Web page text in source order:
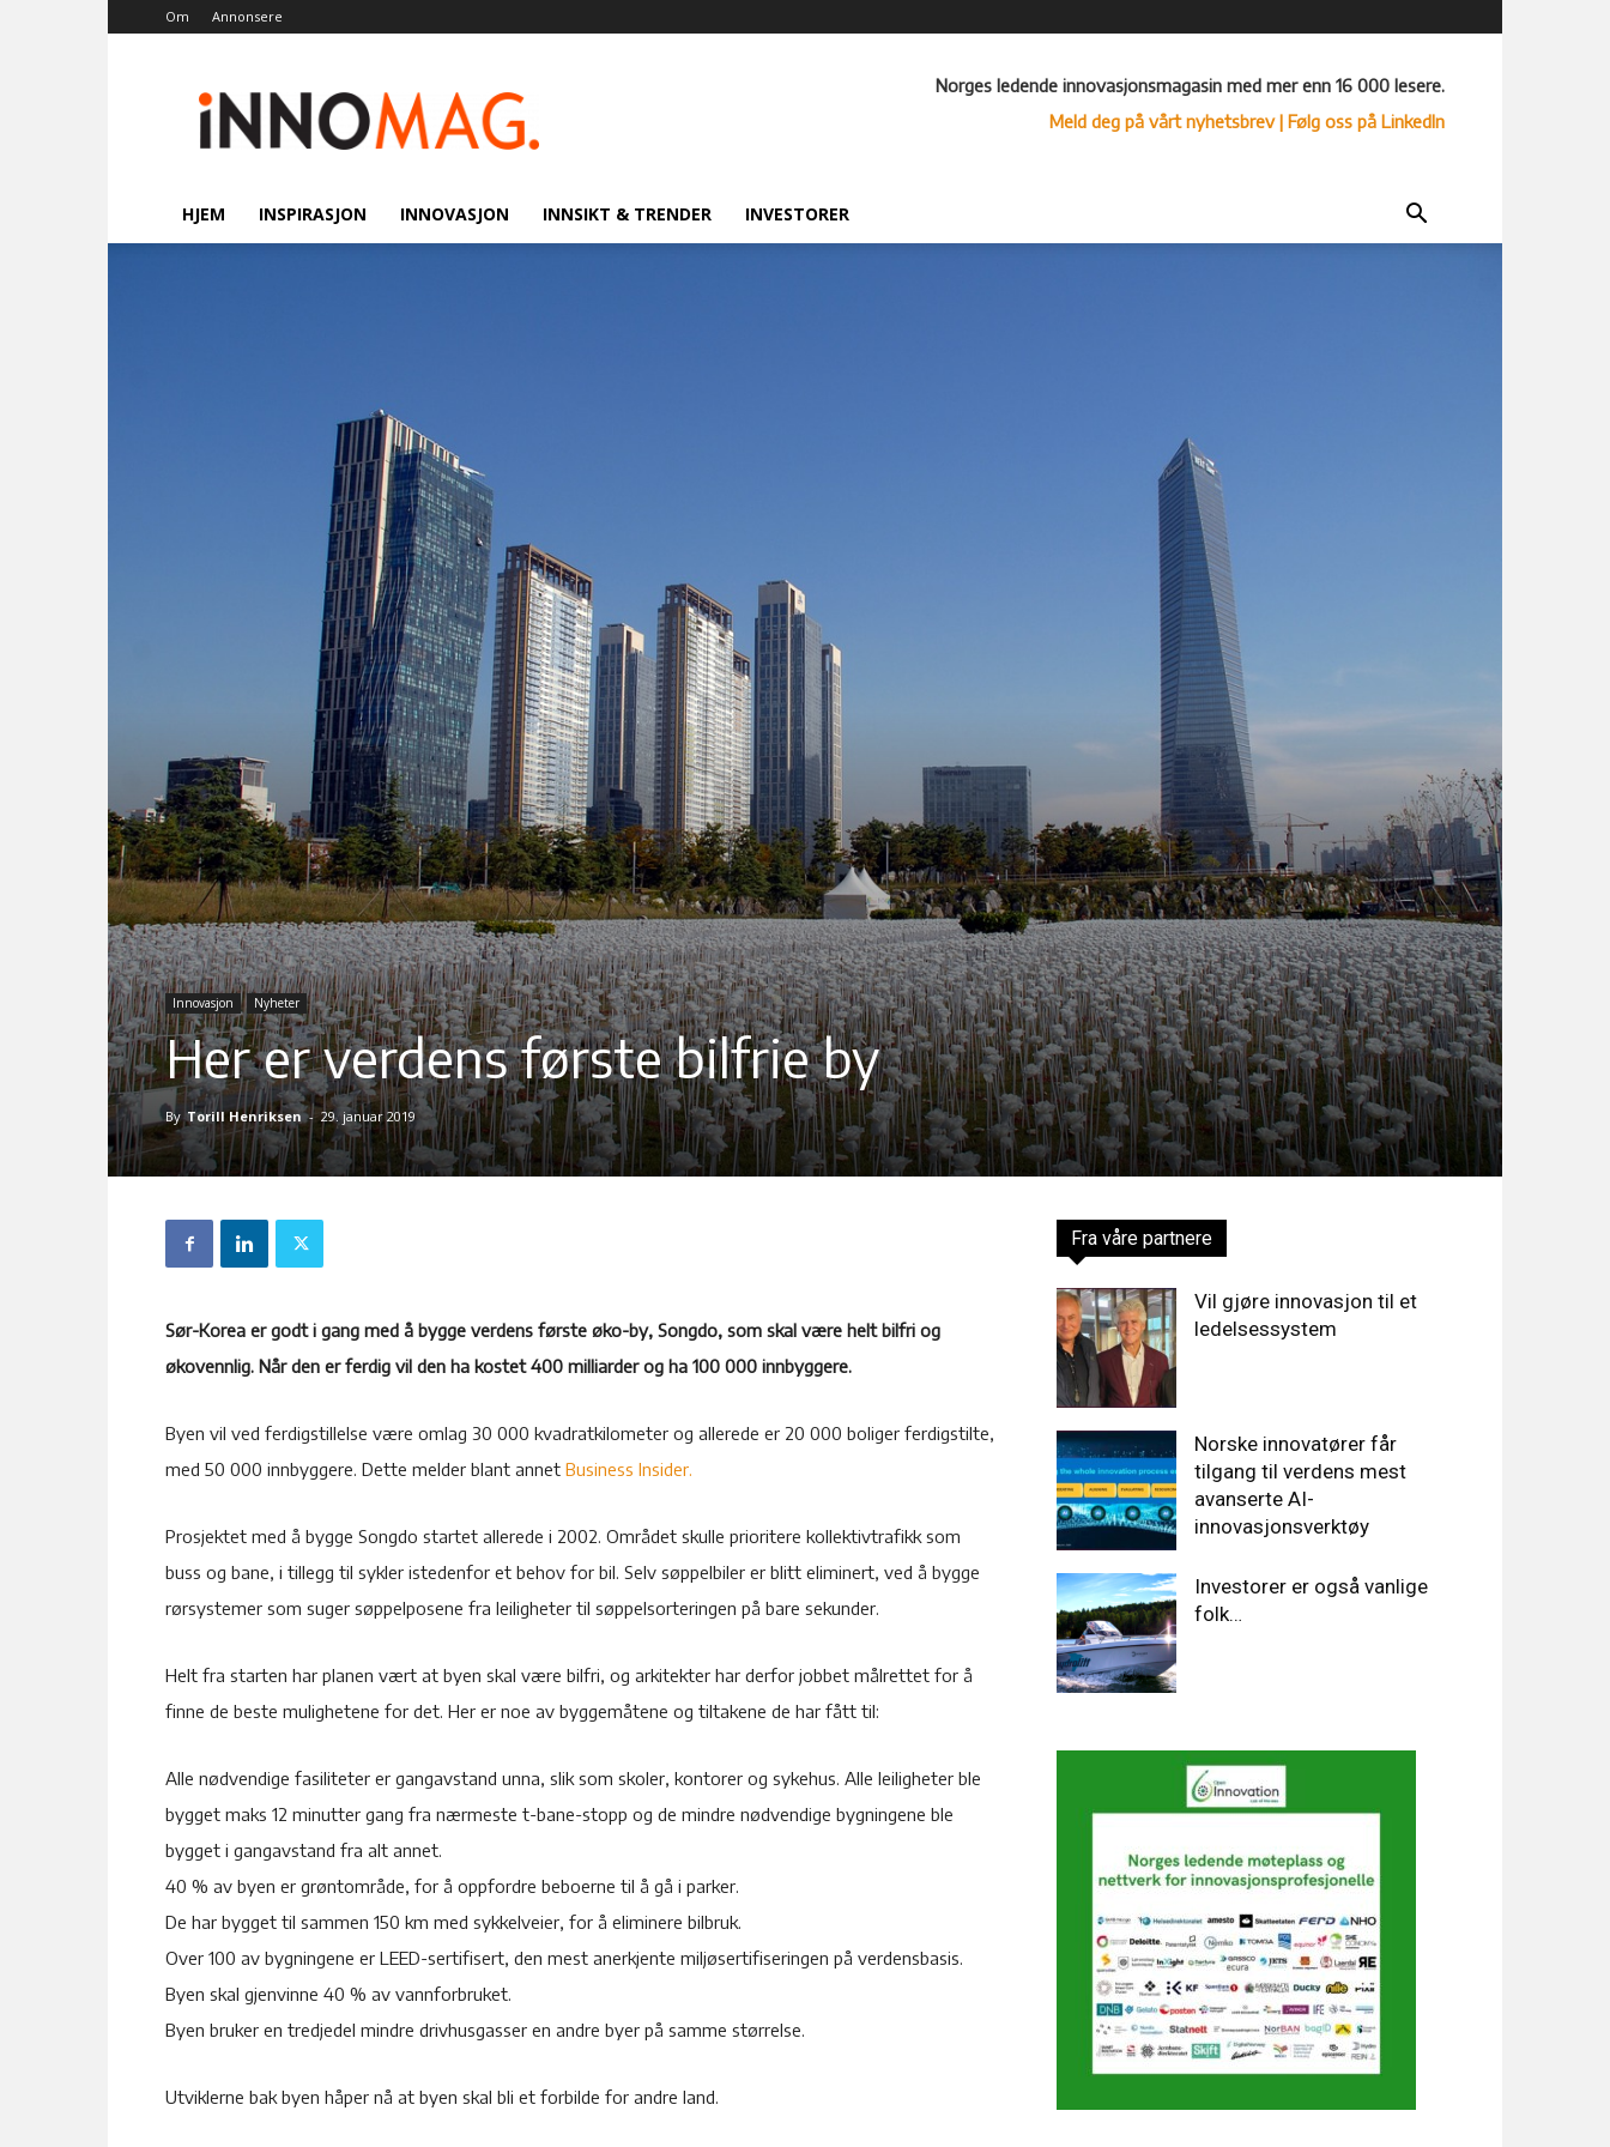
Om Annonsere
Norges ledende innovasjonsmagasin med mer enn 16 000 lesere.
Meld deg på vårt nyhetsbrev| Følg oss på LinkedIn
HJEM INSPIRASJON INNOVASJON INNSIKT & TRENDER INVESTORER
Innovasjon Nyheter
Her er verdens første bilfrie by
By Torill Henriksen - 29. januar 2019
Sør-Korea er godt i gang med å bygge verdens første øko-by, Songdo, som skal være helt bilfri og
økovennlig. Når den er ferdig vil den ha kostet 400 milliarder og ha 100 000 innbyggere.
Byen vil ved ferdigstillelse være omlag 30 000 kvadratkilometer og allerede er 20 000 boliger ferdigstilte,
med 50 000 innbyggere. Dette melder blant annet Business Insider.
Prosjektet med å bygge Songdo startet allerede i 2002. Området skulle prioritere kollektivtrafikk som
buss og bane, i tillegg til sykler istedenfor et behov for bil. Selv søppelbiler er blitt eliminert, ved å bygge
rørsystemer som suger søppelposene fra leiligheter til søppelsorteringen på bare sekunder.
Helt fra starten har planen vært at byen skal være bilfri, og arkitekter har derfor jobbet målrettet for å
finne de beste mulighetene for det. Her er noe av byggemåtene og tiltakene de har fått til:
Alle nødvendige fasiliteter er gangavstand unna, slik som skoler, kontorer og sykehus. Alle leiligheter ble
bygget maks 12 minutter gang fra nærmeste t-bane-stopp og de mindre nødvendige bygningene ble
bygget i gangavstand fra alt annet.
40 % av byen er grøntområde, for å oppfordre beboerne til å gå i parker.
De har bygget til sammen 150 km med sykkelveier, for å eliminere bilbruk.
Over 100 av bygningene er LEED-sertifisert, den mest anerkjente miljøsertifiseringen på verdensbasis.
Byen skal gjenvinne 40 % av vannforbruket.
Byen bruker en tredjedel mindre drivhusgasser en andre byer på samme størrelse.
Utviklerne bak byen håper nå at byen skal bli et forbilde for andre land.
Fra våre partnere
Vil gjøre innovasjon til et
ledelsessystem
Norske innovatører får
tilgang til verdens mest
avanserte AI-
innovasjonsverktøy
Investorer er også vanlige
folk…